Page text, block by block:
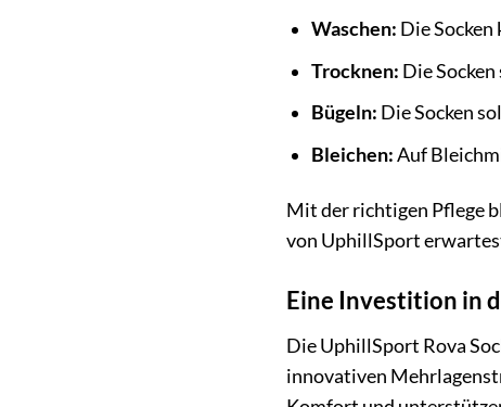
Waschen: Die Socken
Trocknen: Die
Bügeln: Die Socken
Bleichen:Auf
Mit der richtigen Pflege
von UphillSport
Eine Investition in
Die UphillSport Rova
innovativen